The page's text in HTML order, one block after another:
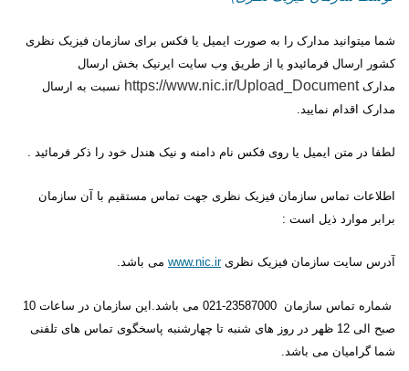
شما میتوانید مدارک را به صورت ایمیل یا فکس برای سازمان فیزیک نظری
کشور ارسال فرمائیدو یا از طریق وب سایت ایرنیک بخش ارسال
مدارکhttps://www.nic.ir/Upload_Document نسبت به ارسال
مدارک اقدام نمایید.
لطفا در متن ایمیل یا روی فکس نام دامنه و نیک هندل خود را ذکر فرمائید .
اطلاعات تماس سازمان فیزیک نظری جهت تماس مستقیم با آن سازمان
برابر موارد ذیل است :
آدرس سایت سازمان فیزیک نظریwww.nic.ir می باشد.
شماره تماس سازمان 23587000-021 می باشد. این سازمان در
ساعات 10
صبح الی 12 ظهر در روز های شنبه تا چهارشنبه پاسخگوی تماس های تلفنی
شما گرامیان می باشد.